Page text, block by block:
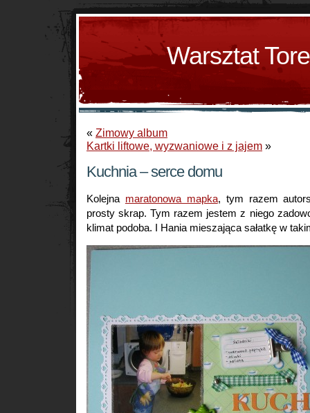
Warsztat
« Zimowy album
Kartki liftowe, wyzwaniowe i z jajem »
Kuchnia – serce domu
Kolejna maratonowa mapka, tym razem
prosty skrap. Tym razem jestem z niego
klimat podoba. I Hania mieszająca sałatkę w